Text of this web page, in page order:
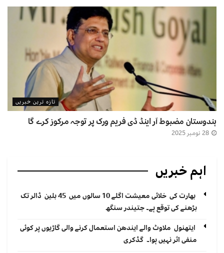
تازہ ترین خبریں
ہندوستان مضبوط آر اینڈ ڈی فریم ورک پر توجہ مرکوز کرے گا
اہم خبریں
بھارت کی خلائی معیشت اگلے 10 سالوں میں 45 بلین ڈالر تک
بڑھنے کی توقع ہے۔ جتیندر سنگھ
ایتھنول ملاوٹ والے ایندھن استعمال کرنے والی گاڑیوں پر کوئی
منفی اثر نہیں ہوا۔ گڈکری